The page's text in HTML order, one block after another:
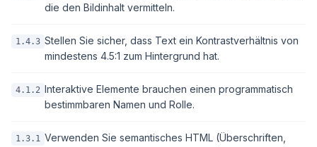
die den Bildinhalt vermitteln.
1.4.3 Stellen Sie sicher, dass Text ein Kontrastverhältnis von
mindestens 4.5:1 zum Hintergrund hat.
4.1.2 Interaktive Elemente brauchen einen programmatisch
bestimmbaren Namen und Rolle.
1.3.1 Verwenden Sie semantisches HTML (Überschriften,